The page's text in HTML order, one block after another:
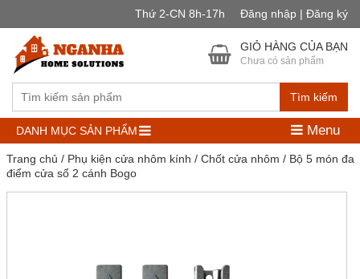
Thứ 2-CN 8h-17h Đăng nhập | Đăng ký
Tìm kiếm
GIỎ HÀNG CỦA BẠN
Chưa có sản phẩm
DANH MỤC SẢN PHẨM Menu
Trang chủ / Phụ kiện cửa nhôm kính / Chốt cửa nhôm / Bộ 5 món đa
điểm cửa sổ 2 cánh Bogo